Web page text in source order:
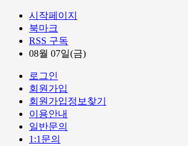
시작페이지
북마크
RSS 구독
08월 07일(금)
로그인
회원가입
회원가입정보찾기
이용안내
일반문의
1:1문의